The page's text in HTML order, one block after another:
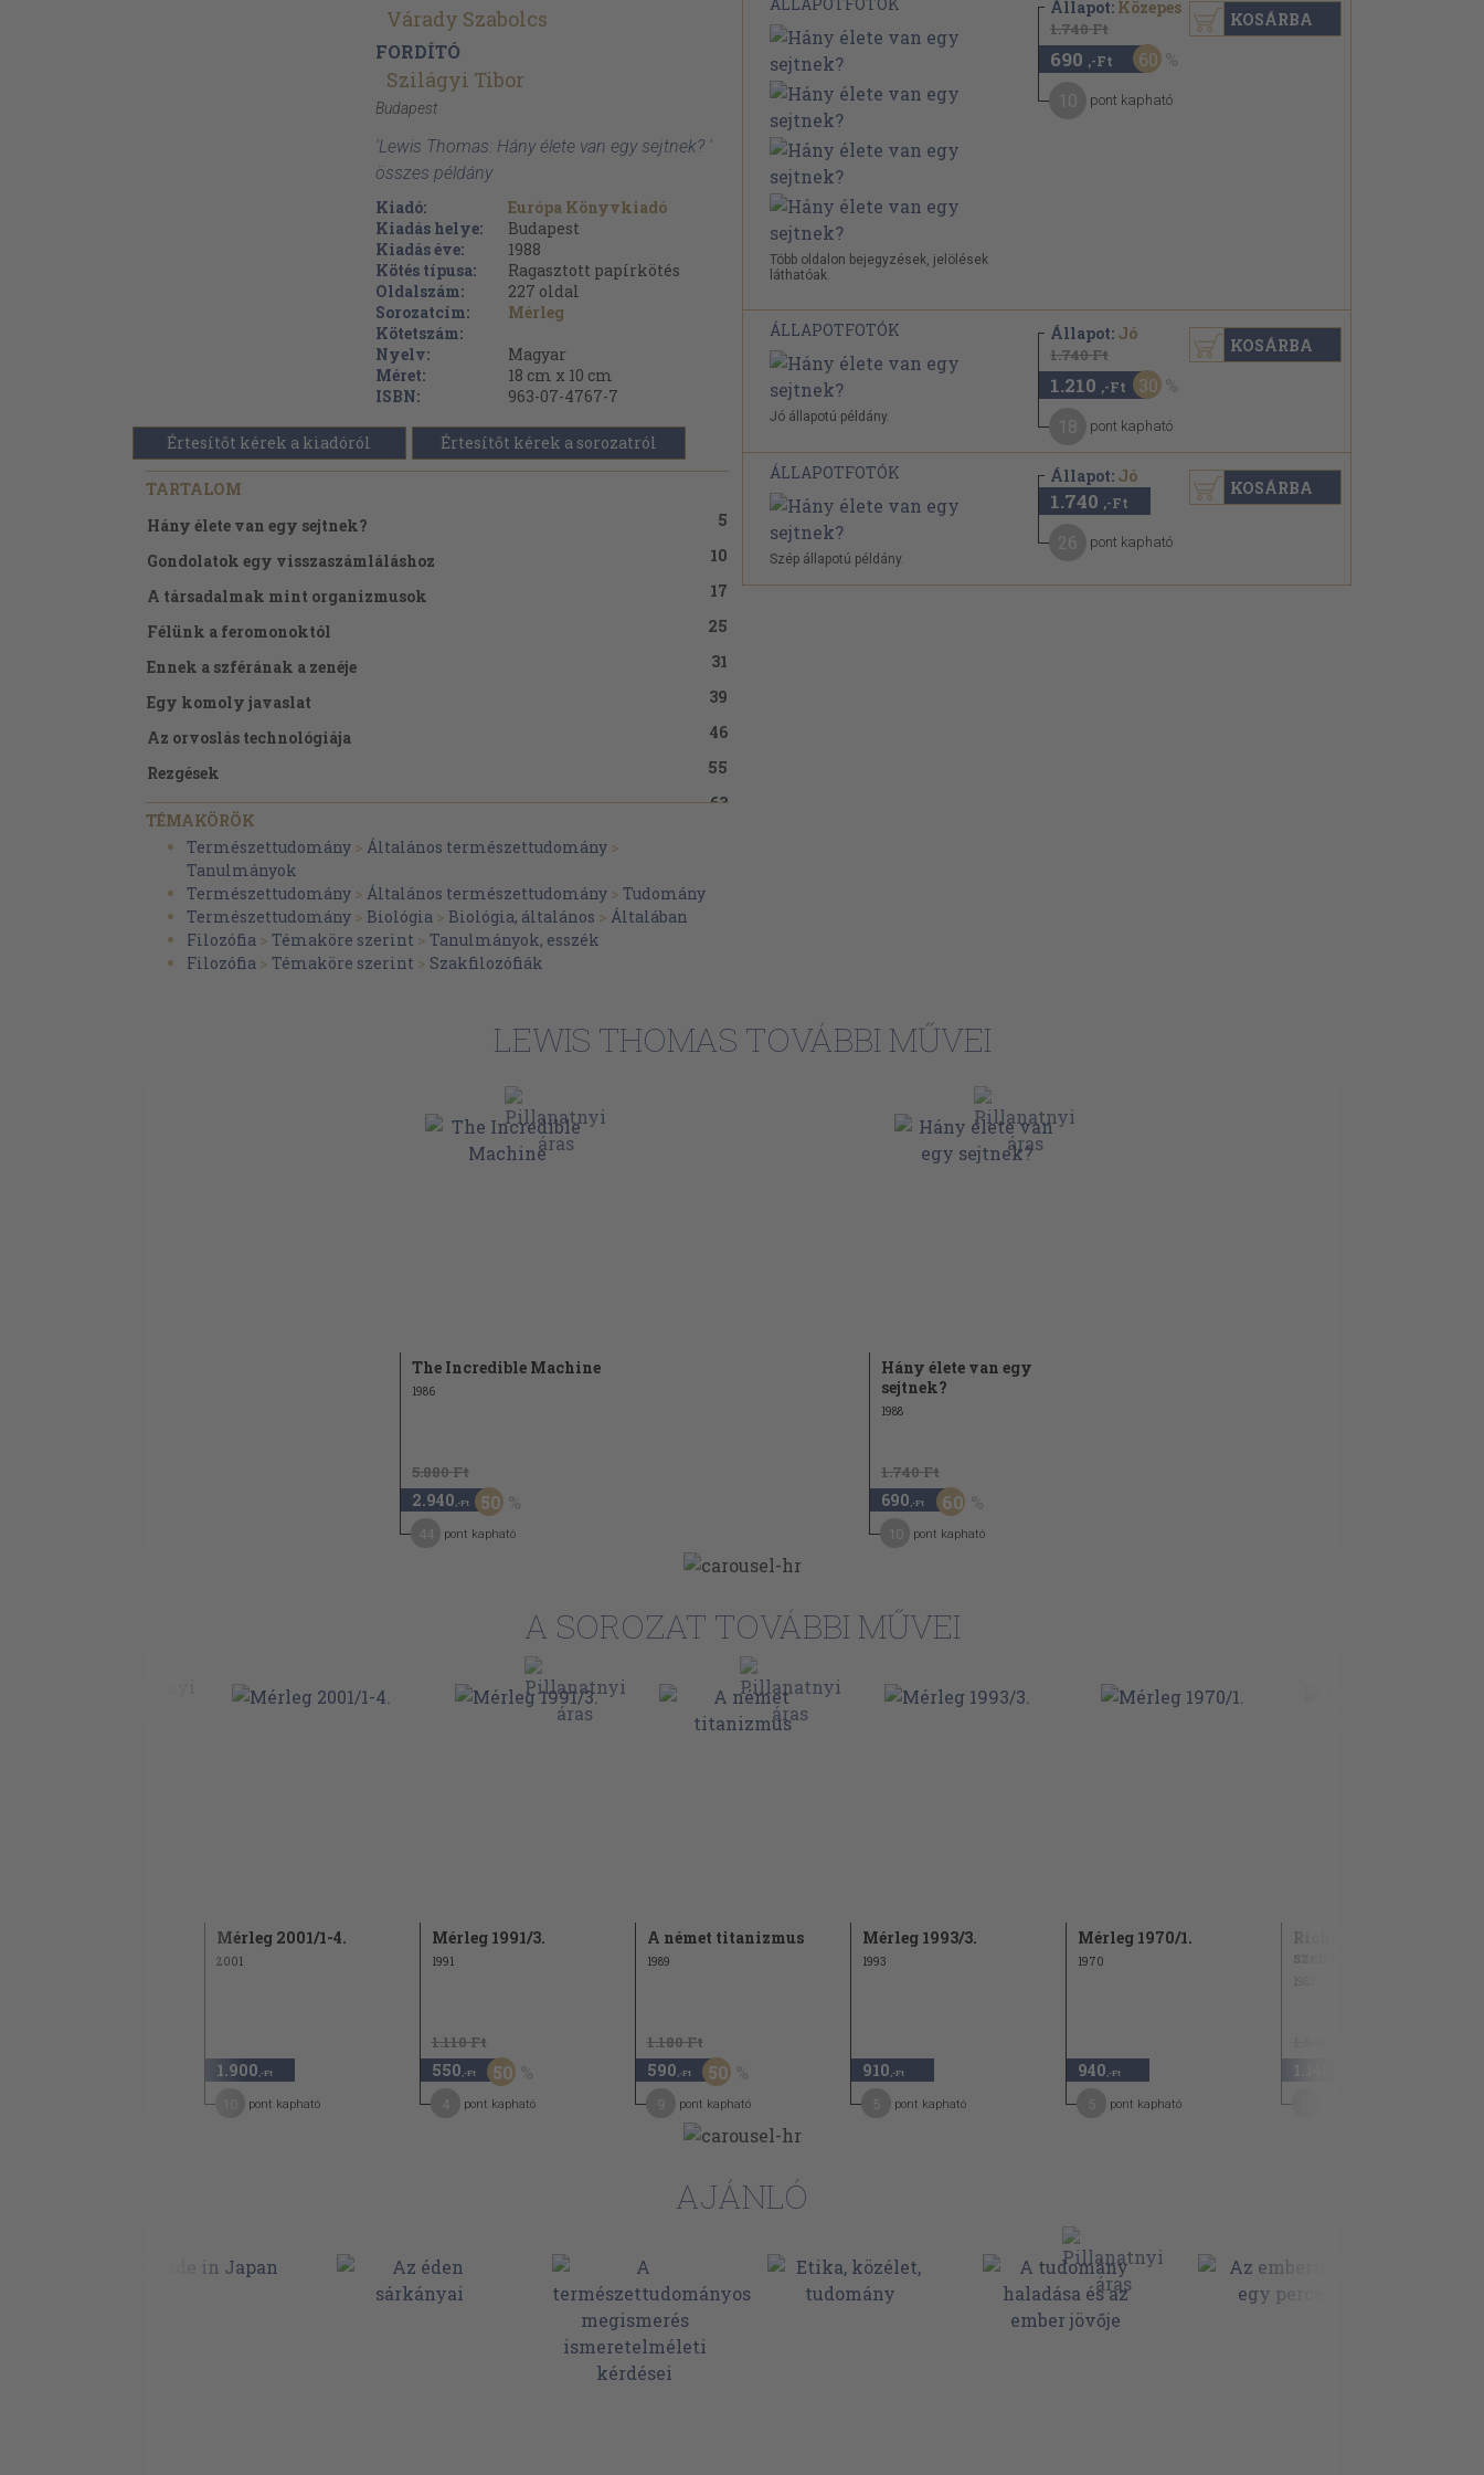
Várady Szabolcs
FORDÍTÓ
Szilágyi Tibor
Budapest
'Lewis Thomas: Hány élete van egy sejtnek? '
összes példány
Kiadó:
Európa Könyvkiadó
Kiadás helye:
Budapest
Kiadás éve:
1988
Kötés típusa:
Ragasztott papírkötés
Oldalszám:
227 oldal
Sorozatcím:
Mérleg
Kötetszám:
Nyelv:
Magyar
Méret:
18 cm x 10 cm
ISBN:
963-07-4767-7
Értesítőt kérek a kiadóról Értesítőt kérek a sorozatról
TARTALOM
Hány élete van egy sejtnek?
5
Gondolatok egy visszaszámláláshoz
10
A társadalmak mint organizmusok
17
Félünk a feromonoktól
25
Ennek a szférának a zenéje
31
Egy komoly javaslat
39
Az orvoslás technológiája
46
Rezgések
55
Ceti
63
A hosszú megszokás
Antheusz Manhattanben
Az MBL
Autonómia
116
TÉMAKÖRÖK
Természettudomány > Általános természettudomány >
Tanulmányok
Természettudomány > Általános természettudomány > Tudomány
Természettudomány > Biológia > Biológia, általános > Általában
Filozófia > Témaköre szerint > Tanulmányok, esszék
Filozófia > Témaköre szerint > Szakfilozófiák
Több oldalon bejegyzések, jelölések
láthatóak.
Állapot: Közepes
1.740 Ft
690 ,-Ft 60
pont kapható
KOSÁRBA
ÁLLAPOTFOTÓK
Jó állapotú példány.
Állapot: Jó
1.740 Ft
1.210 ,-Ft 30
pont kapható
KOSÁRBA
ÁLLAPOTFOTÓK
Szép állapotú példány.
Állapot: Jó
1.740 ,-Ft
pont kapható
KOSÁRBA
LEWIS THOMAS TOVÁBBI MŰVEI
The Incredible Machine
1986
5.880 Ft
2.940 ,-Ft 50
pont kapható
Hány élete van egy
sejtnek?
1988
1.740 Ft
690 ,-Ft 60
pont kapható
A SOROZAT TOVÁBBI MŰVEI
Mérleg 2001/1-4.
2001
1.900 ,-Ft
pont kapható
Mérleg 1991/3.
1991
1.110 Ft
550 ,-Ft 50
pont kapható
A német titanizmus
1989
1.180 Ft
590 ,-Ft 50
pont kapható
Mérleg 1993/3.
1993
910 ,-Ft
pont kapható
Mérleg 1970/1.
1970
940 ,-Ft
pont kapható
Richard Wagner
szenvedése és nagysága
AJÁNLÓ